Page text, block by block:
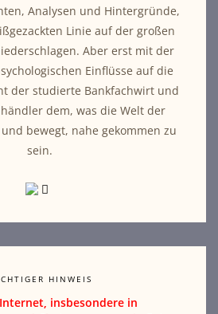
Analysen und Hintergründe,
Linie auf der großen
Aber erst mit der
Einflüsse auf die
der studierte Bankfachwirt und
dem, was die Welt der
bewegt, nahe gekommen zu
sein.
HINWEIS
insbesondere in